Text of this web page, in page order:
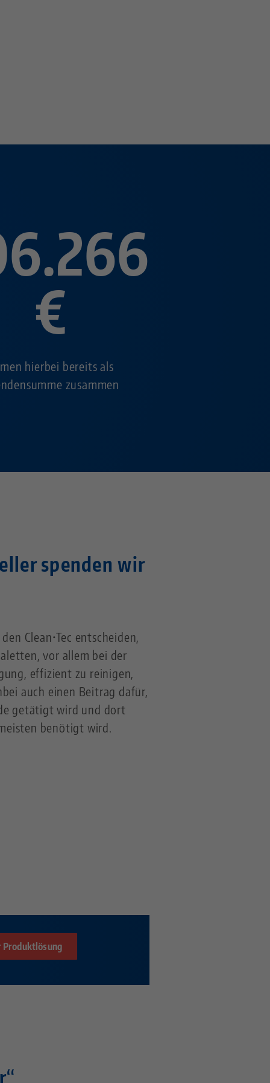
€
hierbei bereits als
zusammen
spenden wir
Clean•Tec entscheiden,
vor allem bei der
effizient zu reinigen,
auch einen Beitrag dafür,
getätigt wird und dort
benötigt wird.
Produktlösung